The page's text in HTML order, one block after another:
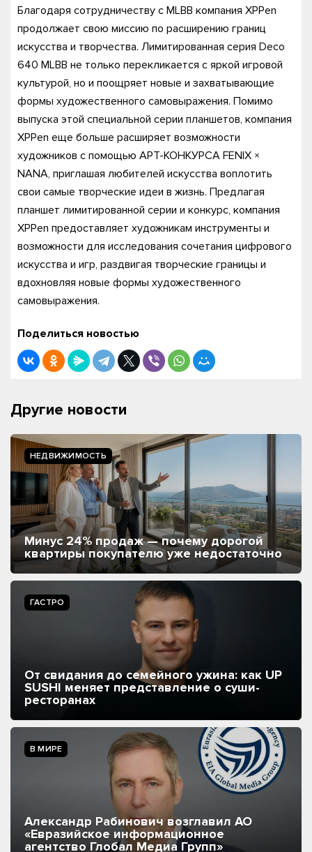
Благодаря сотрудничеству с MLBB компания XPPen
продолжает свою миссию по расширению границ
искусства и творчества. Лимитированная серия Deco
640 MLBB не только перекликается с яркой игровой
культурой, но и поощряет новые и захватывающие
формы художественного самовыражения. Помимо
выпуска этой специальной серии планшетов, компания
XPPen еще больше расширяет возможности
художников с помощью АРТ-КОНКУРСА FENIX ×
NANA, приглашая любителей искусства воплотить
свои самые творческие идеи в жизнь. Предлагая
планшет лимитированной серии и конкурс, компания
XPPen предоставляет художникам инструменты и
возможности для исследования сочетания цифрового
искусства и игр, раздвигая творческие границы и
вдохновляя новые формы художественного
самовыражения.
Поделиться новостью
Другие новости
НЕДВИЖИМОСТЬ
Минус 24% продаж — почему дорогой
квартиры покупателю уже недостаточно
ГАСТРО
От свидания до семейного ужина: как UP
SUSHI меняет представление о суши-
ресторанах
В МИРЕ
Александр Рабинович возглавил АО
«Евразийское информационное
агентство Глобал Медиа Групп»